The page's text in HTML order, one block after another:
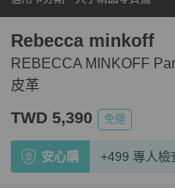
REBECCA MINKOFF
皮革
Rebecca minkoff
TWD 5,390 免運
安心購 +499 專人檢